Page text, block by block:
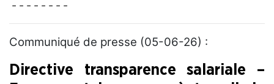
– – – – – – – –
Communiqué de presse (05-06-26) :
Directive transparence salariale –